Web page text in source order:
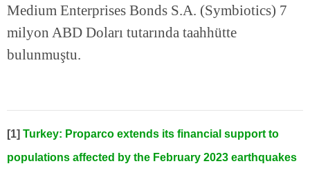
Medium Enterprises Bonds S.A. (Symbiotics) 7
milyon ABD Doları tutarında taahhütte
bulunmuştu.
[1] Turkey: Proparco extends its financial support to
populations affected by the February 2023 earthquakes